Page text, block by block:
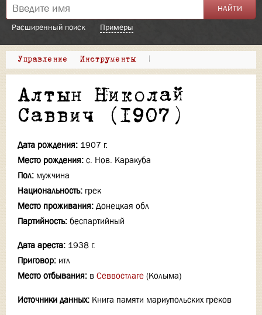
Расширенный поиск Примеры
Управление Инструменты |
Алтын Николай
Саввич (1907)
Дата рождения: 1907 г.
Место рождения: с. Нов. Каракуба
Пол: мужчина
Национальность: грек
Место проживания: Донецкая обл
Партийность: беспартийный
Дата ареста: 1938 г.
Приговор: итл
Место отбывания: в Севвостлаге (Колыма)
Источники данных: Книга памяти мариупольских греков